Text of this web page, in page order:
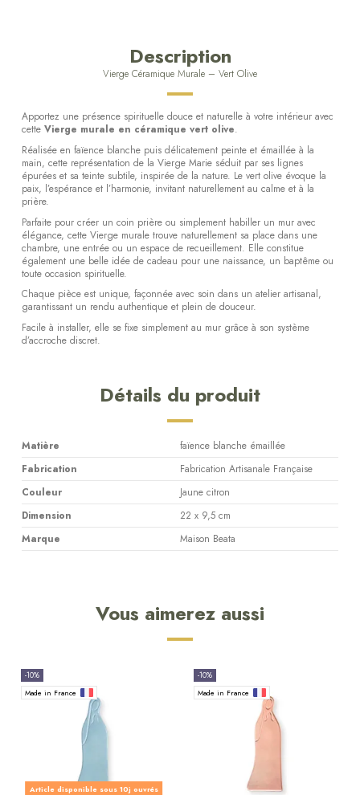
Description
Vierge Céramique Murale – Vert Olive
Apportez une présence spirituelle douce et naturelle à votre intérieur avec
cette Vierge murale en céramique vert olive.
Réalisée en faïence blanche puis délicatement peinte et émaillée à la
main, cette représentation de la Vierge Marie séduit par ses lignes
épurées et sa teinte subtile, inspirée de la nature. Le vert olive évoque la
paix, l’espérance et l’harmonie, invitant naturellement au calme et à la
prière.
Parfaite pour créer un coin prière ou simplement habiller un mur avec
élégance, cette Vierge murale trouve naturellement sa place dans une
chambre, une entrée ou un espace de recueillement. Elle constitue
également une belle idée de cadeau pour une naissance, un baptême ou
toute occasion spirituelle.
Chaque pièce est unique, façonnée avec soin dans un atelier artisanal,
garantissant un rendu authentique et plein de douceur.
Facile à installer, elle se fixe simplement au mur grâce à son système
d’accroche discret.
Détails du produit
Matière
faïence blanche émaillée
Fabrication
Fabrication Artisanale Française
Couleur
Jaune citron
Dimension
22 x 9,5 cm
Marque
Maison Beata
Vous aimerez aussi
-10%
Made in France
Article disponible sous 10j ouvrés
-10%
Made in France